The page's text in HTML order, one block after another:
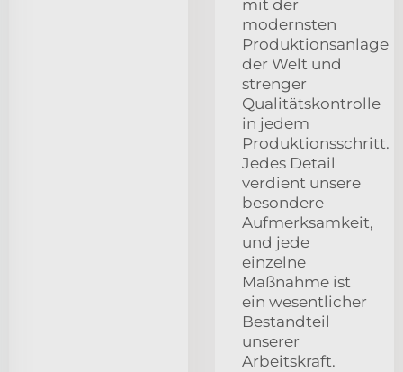
mit der
modernsten
Produktionsanlage
der Welt und
strenger
Qualitätskontrolle
in jedem
Produktionsschritt.
Jedes Detail
verdient unsere
besondere
Aufmerksamkeit,
und jede
einzelne
Maßnahme ist
ein wesentlicher
Bestandteil
unserer
Arbeitskraft.